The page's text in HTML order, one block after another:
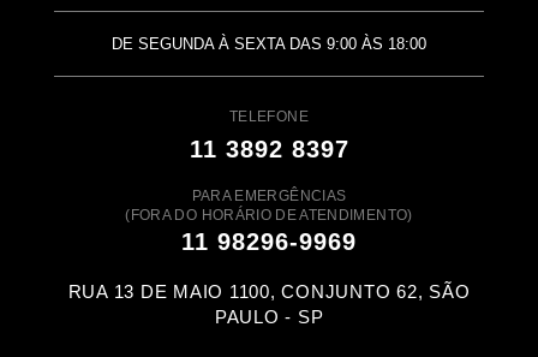
DE SEGUNDA À SEXTA DAS 9:00 ÀS 18:00
TELEFONE
11 3892 8397
PARA EMERGÊNCIAS
(FORA DO HORÁRIO DE ATENDIMENTO)
11 98296-9969
RUA 13 DE MAIO 1100, CONJUNTO 62, SÃO
PAULO - SP